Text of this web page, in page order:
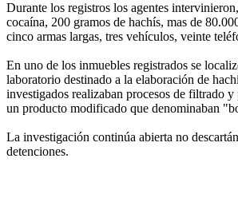
Durante los registros los agentes
cocaína, 200 gramos de hachís, mas de
cinco armas largas, tres vehículos, veinte
En uno de los inmuebles registrados se
laboratorio destinado a la elaboración de
investigados realizaban procesos de filtrado y
un producto modificado que denominaban
La investigación continúa abierta no
detenciones.